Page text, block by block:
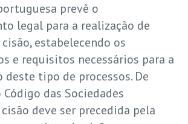
prevê o
legal para a realização de
estabelecendo os
e requisitos necessários para a
deste tipo de processos. De
das Sociedades
deve ser precedida pela